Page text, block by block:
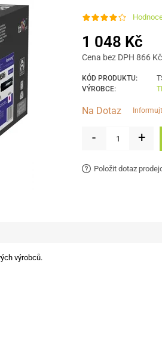
1 048 Kč
Cena bez DPH 866 Kč
KÓD PRODUKTU:
VÝROBCE:
Na Dotaz
- +
Položit dotaz
výrobců.